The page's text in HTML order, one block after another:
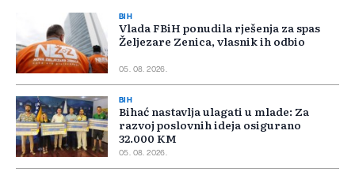
BIH
Vlada FBiH ponudila rješenja za spas
Željezare Zenica, vlasnik ih odbio
05. 08. 2026.
BIH
Bihać nastavlja ulagati u mlade: Za
razvoj poslovnih ideja osigurano
32.000 KM
05. 08. 2026.